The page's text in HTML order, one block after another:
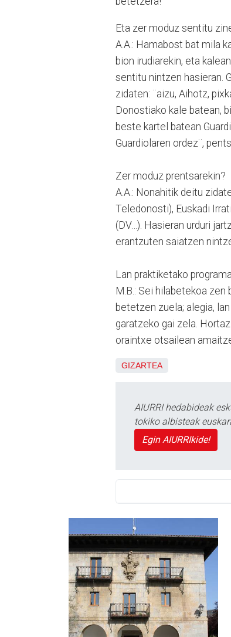
Eta zer moduz sentitu
A.A.: Hamabost bat mila
bion irudiarekin, eta
sentitu nintzen hasieran.
zidaten: ¨aizu, Aihotz,
Donostiako kale batean,
beste kartel batean
Guardiolaren ordez¨,
Zer moduz prentsarekin?
A.A.: Nonahitik deitu
Teledonosti), Euskadi
(DV…). Hasieran urduri
erantzuten saiatzen
Lan praktiketako
M.B.: Sei hilabetekoa
betetzen zuela; alegia,
garatzeko gai zela.
oraintxe otsailean
GIZARTEA
AIURRI hedabideak
tokiko albisteak
Egin AIURRIkide!